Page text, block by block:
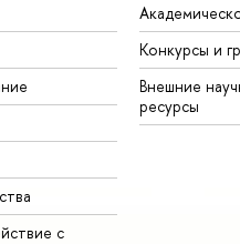
с
Конкурсы и
Внешние
ресурсы